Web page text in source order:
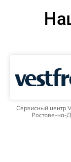
Сервисный центр
Ростове-на-